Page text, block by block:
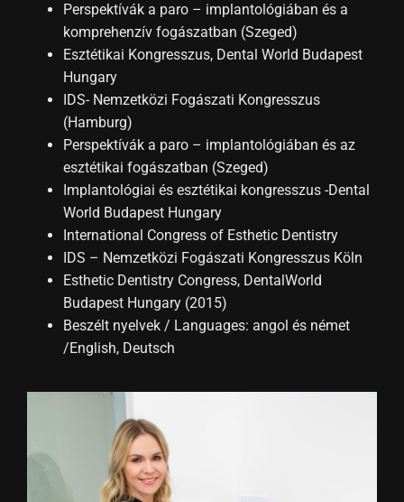
Perspektívák a paro – implantológiában és a
komprehenzív fogászatban (Szeged)
Esztétikai Kongresszus, Dental World Budapest
Hungary
IDS- Nemzetközi Fogászati Kongresszus
(Hamburg)
Perspektívák a paro – implantológiában és az
esztétikai fogászatban (Szeged)
Implantológiai és esztétikai kongresszus -Dental
World Budapest Hungary
International Congress of Esthetic Dentistry
IDS – Nemzetközi Fogászati Kongresszus Köln
Esthetic Dentistry Congress, DentalWorld
Budapest Hungary (2015)
Beszélt nyelvek / Languages: angol és német
/English, Deutsch